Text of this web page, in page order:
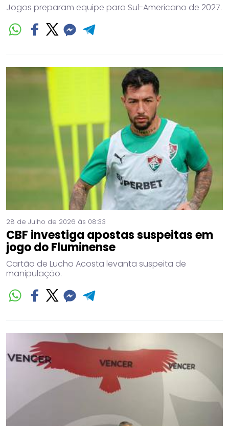
Jogos preparam equipe para Sul-Americano de 2027.
28 de Julho de 2026 às 08:33
CBF investiga apostas suspeitas em
jogo do Fluminense
Cartão de Lucho Acosta levanta suspeita de
manipulação.